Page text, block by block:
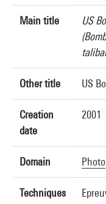
Main title
US
Other title US
Creation
date
2001
Domain Photo
Techniques